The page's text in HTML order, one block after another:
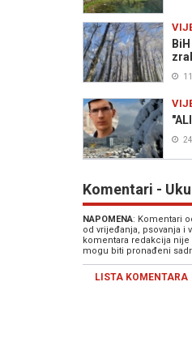
Komentari -
NAPOMENA: Komentari
od vrijeđanja, psovanja i
komentara redakcija
mogu biti pronađeni
LISTA KOMENTARA